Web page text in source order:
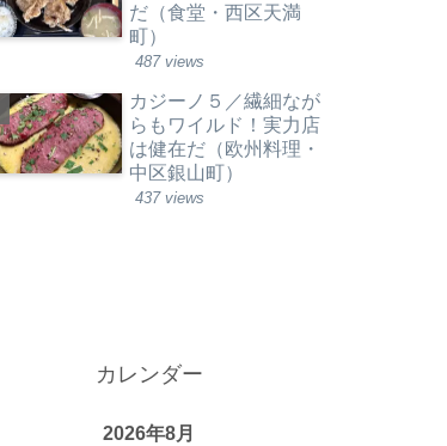
だ（食堂・西区天満
町）
487 views
カジーノ５／繊細なが
らもワイルド！実力店
は健在だ（欧州料理・
中区銀山町）
437 views
カレンダー
2026年8月